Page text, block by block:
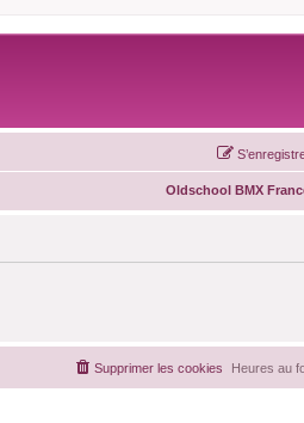
Oldschool BMX
Heures au
Supprimer les cookies